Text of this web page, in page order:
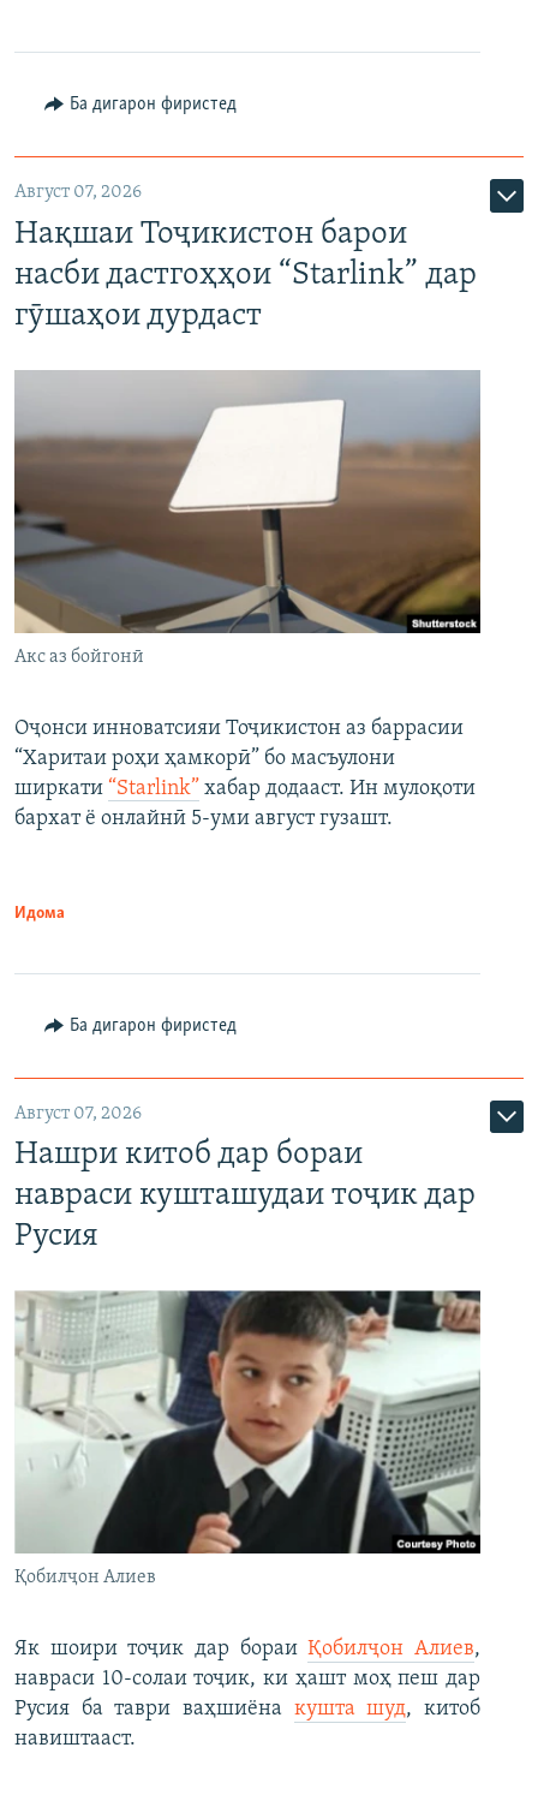
Ба дигарон фиристед
Август 07, 2026
Нақшаи Тоҷикистон барои
насби дастгоҳҳои “Starlink” дар
гӯшаҳои дурдаст
Акс аз бойгонӣ
Оҷонси инноватсияи Тоҷикистон аз баррасии
“Харитаи роҳи ҳамкорӣ” бо масъулони
ширкати “Starlink” хабар додааст. Ин мулоқоти
бархат ё онлайнӣ 5-уми август гузашт.
Идома
Ба дигарон фиристед
Август 07, 2026
Нашри китоб дар бораи
навраси кушташудаи тоҷик дар
Русия
Қобилҷон Алиев
Як шоири тоҷик дар бораиҚобилҷон Алиев,
навраси 10-солаи тоҷик, ки ҳашт моҳ пеш дар
Русия ба таври ваҳшиёна кушта шуд, китоб
навиштааст.